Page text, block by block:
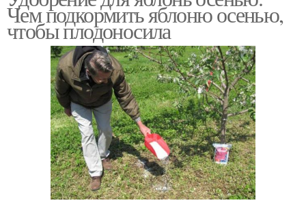
Чем подкормить яблоню осенью,
чтобы плодоносила